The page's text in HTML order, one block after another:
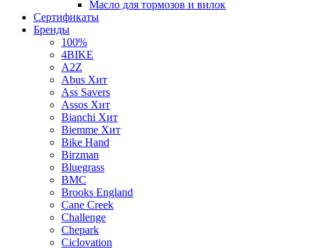
Масло для тормозов и вилок
Сертификаты
Бренды
100%
4BIKE
A2Z
Abus Хит
Ass Savers
Assos Хит
Bianchi Хит
Biemme Хит
Bike Hand
Birzman
Bluegrass
BMC
Brooks England
Cane Creek
Challenge
Chepark
Ciclovation